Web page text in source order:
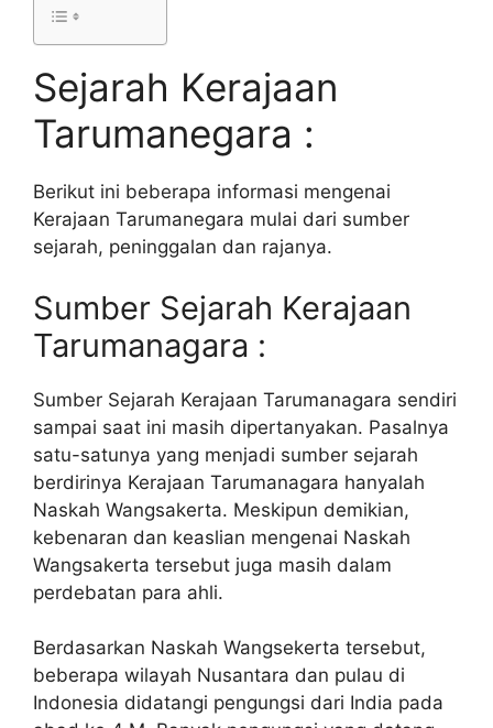
Sejarah Kerajaan
Tarumanegara :
Berikut ini beberapa informasi mengenai
Kerajaan Tarumanegara mulai dari sumber
sejarah, peninggalan dan rajanya.
Sumber Sejarah Kerajaan
Tarumanagara :
Sumber Sejarah Kerajaan Tarumanagara sendiri
sampai saat ini masih dipertanyakan. Pasalnya
satu-satunya yang menjadi sumber sejarah
berdirinya Kerajaan Tarumanagara hanyalah
Naskah Wangsakerta. Meskipun demikian,
kebenaran dan keaslian mengenai Naskah
Wangsakerta tersebut juga masih dalam
perdebatan para ahli.
Berdasarkan Naskah Wangsekerta tersebut,
beberapa wilayah Nusantara dan pulau di
Indonesia didatangi pengungsi dari India pada